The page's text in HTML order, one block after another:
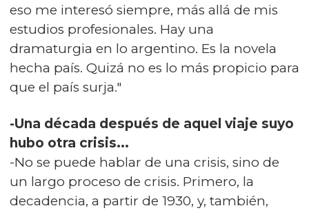
eso me interesó siempre, más allá de mis
estudios profesionales. Hay una
dramaturgia en lo argentino. Es la novela
hecha país. Quizá no es lo más propicio para
que el país surja."
-Una década después de aquel viaje suyo
hubo otra crisis...
-No se puede hablar de una crisis, sino de
un largo proceso de crisis. Primero, la
decadencia, a partir de 1930, y, también,